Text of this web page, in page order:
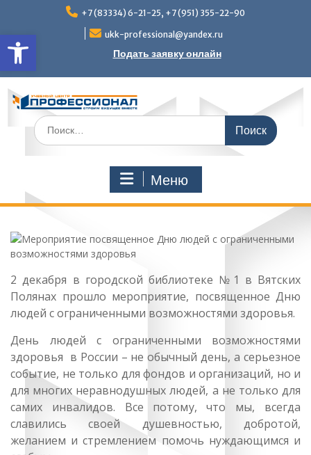
Открыть панель
содержимому
+7 (83334) 6-21-25, +7 (951) 355-22-90
ukk-professional@yandex.ru
Подать заявку онлайн
Поиск
по:
Меню
2 декабря в городской библиотеке №1 в Вятских
Полянах прошло мероприятие, посвященное Дню
людей с ограниченными возможностями здоровья.
День людей с ограниченными возможностями
здоровья в России – не обычный день, а серьезное
событие, не только для фондов и организаций, но и
для многих неравнодушных людей, а не только для
самих инвалидов. Все потому, что мы, всегда
славились своей душевностью, добротой,
желанием и стремлением помочь нуждающимся и